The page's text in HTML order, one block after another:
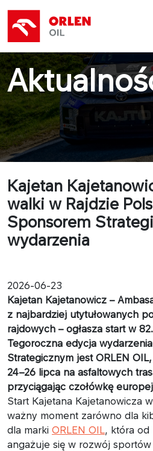
Kajetan
walki w Rajdzie
Sponsorem
wydarzenia
2026-06-23
Kajetan Kajetanowicz –
z najbardziej utytułowanych
rajdowych – ogłasza start w
Tegoroczna edycja
Strategicznym jest ORLEN
24–26 lipca na asfaltowych
przyciągając czołówkę
Start Kajetana Kajetanowicza
ważny moment zarówno dla
dla marki ORLEN OIL, która od
angażuje się w rozwój